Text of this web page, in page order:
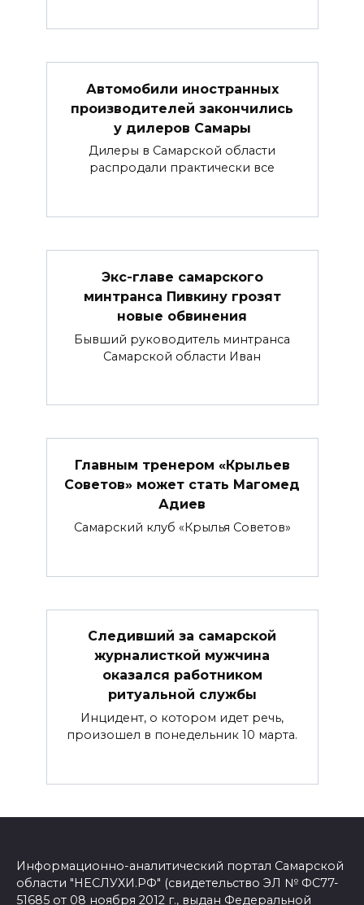
Автомобили иностранных
производителей закончились
у дилеров Самары
Дилеры в Самарской области
распродали практически все
Экс-главе самарского
минтранса Пивкину грозят
новые обвинения
Бывший руководитель минтранса
Самарской области Иван
Главным тренером «Крыльев
Советов» может стать Магомед
Адиев
Самарский клуб «Крылья Советов»
Следивший за самарской
журналисткой мужчина
оказался работником
ритуальной службы
Инцидент, о котором идет речь,
произошел в понедельник 10 марта.
Информационно-аналитический портал Самарской
области "НЕСЛУХИ.РФ" (свидетельство ЭЛ № ФС77-
51685 от 08 ноября 2012 г., выдан Федеральной